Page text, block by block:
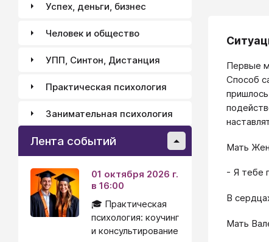
Первые
Способ
Мать
- Я тебе
В
Мать
Успех, деньги, бизнес
Человек и общество
УПП, Синтон, Дистанция
Практическая психология
Занимательная психология
Лента событий
01 октября 2026 г.
в 16:00
🎓 Практическая
психология: коучинг
и консультирование